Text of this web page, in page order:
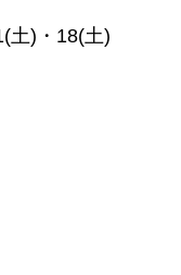
土)・18(土)